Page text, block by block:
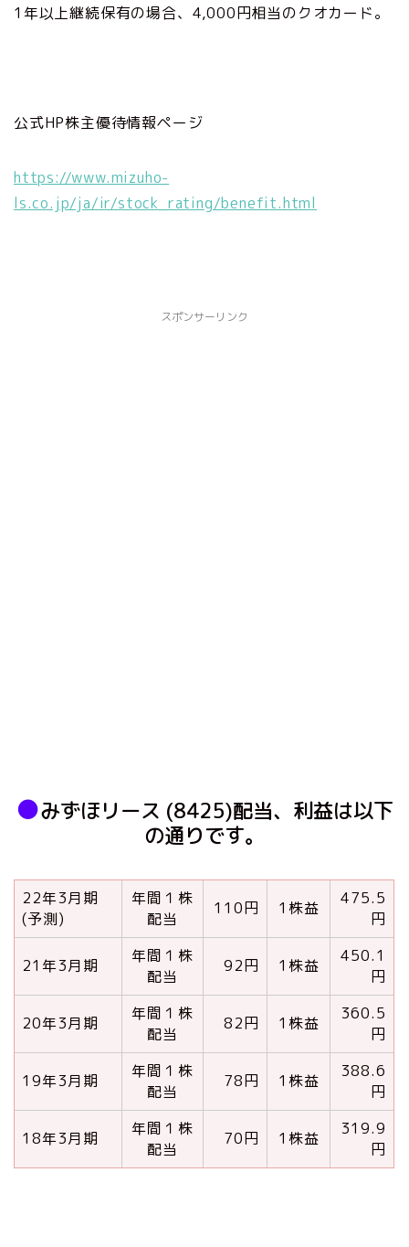
1年以上継続保有の場合、4,000円相当のクオカード。
公式HP株主優待情報ページ
https://www.mizuho-
ls.co.jp/ja/ir/stock_rating/benefit.html
スポンサーリンク
●みずほリース (8425)配当、利益は以下
の通りです。
22年3月期
(予測)
年間１株
配当
110円 1株益
475.5
円
21年3月期
年間１株
配当
92円 1株益
450.1
円
20年3月期
年間１株
配当
82円 1株益
360.5
円
19年3月期
年間１株
配当
78円 1株益
388.6
円
18年3月期
年間１株
配当
70円 1株益
319.9
円